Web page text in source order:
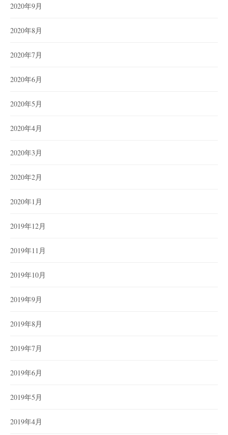
2020年9月
2020年8月
2020年7月
2020年6月
2020年5月
2020年4月
2020年3月
2020年2月
2020年1月
2019年12月
2019年11月
2019年10月
2019年9月
2019年8月
2019年7月
2019年6月
2019年5月
2019年4月